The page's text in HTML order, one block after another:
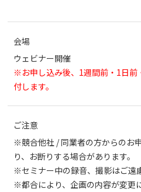
会場
ウェビナー開催
※お申し込み後、1週間前・1日前
付します。
ご注意
※競合他社 / 同業者の方からのお
り、お断りする場合があります。
※セミナー中の録音、撮影はご遠
※都合により、企画の内容が変更